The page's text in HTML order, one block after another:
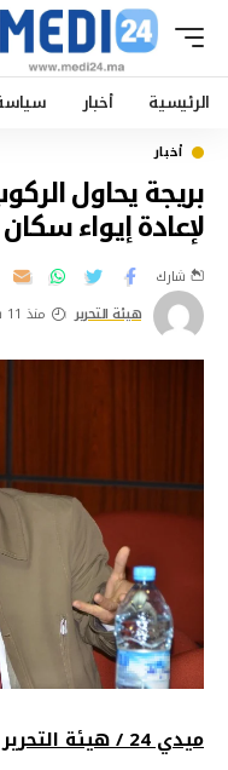
الرئيسية أخبار
أخبار
بريجة يحاول
لإعادة إيواء سكان
هيئة التحرير منذ 11 شهر
شارك
ميدي 24 / هيئة التحرير